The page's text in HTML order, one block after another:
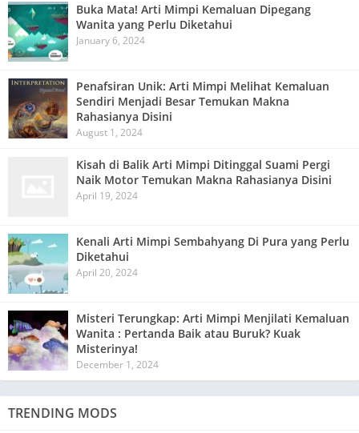
Buka Mata! Arti Mimpi Kemaluan Dipegang
Wanita yang Perlu Diketahui
January 6, 2024
Penafsiran Unik: Arti Mimpi Melihat Kemaluan
Sendiri Menjadi Besar Temukan Makna
Rahasianya Disini
August 1, 2024
Kisah di Balik Arti Mimpi Ditinggal Suami Pergi
Naik Motor Temukan Makna Rahasianya Disini
April 19, 2024
Kenali Arti Mimpi Sembahyang Di Pura yang Perlu
Diketahui
April 20, 2024
Misteri Terungkap: Arti Mimpi Menjilati Kemaluan
Wanita : Pertanda Baik atau Buruk? Kuak
Misterinya!
December 1, 2024
TRENDING MODS